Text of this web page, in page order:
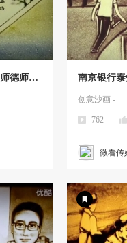
德师风
礼视频
南京银行
创意沙画 -
762
微看传